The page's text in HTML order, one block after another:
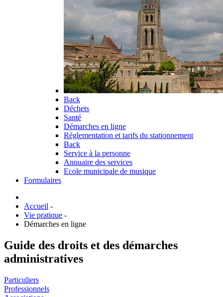
Back
Déchets
Santé
Démarches en ligne
Réglementation et tarifs du stationnement
Back
Service à la personne
Annuaire des services
Ecole municipale de musique
Formulaires
Accueil -
Vie pratique -
Démarches en ligne
Guide des droits et des démarches
administratives
Particuliers
Professionnels